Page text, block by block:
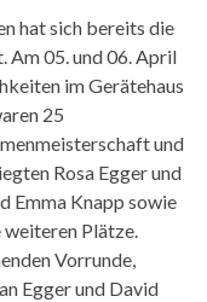
hat sich bereits die
05. und 06. April
im Gerätehaus
25
und
Rosa Egger und
Emma Knapp sowie
weiteren Plätze.
Vorrunde,
Egger und David